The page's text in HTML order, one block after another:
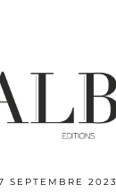
SEPTEMBRE 2023